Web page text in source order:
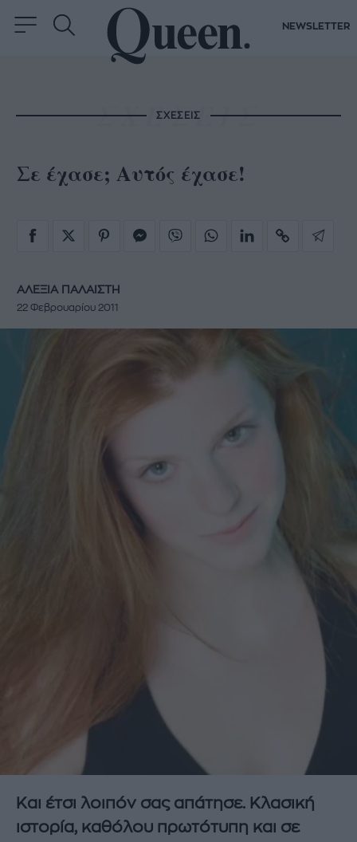
NEWSLETTER
ΣΧΕΣΕΙΣ
Σε έχασε; Αυτός έχασε!
ΑΛΕΞΙΑ ΠΑΛΑΙΣΤΗ
22 Φεβρουαρίου 2011
Και έτσι λοιπόν σας απάτησε. Κλασική
ιστορία, καθόλου πρωτότυπη και σε